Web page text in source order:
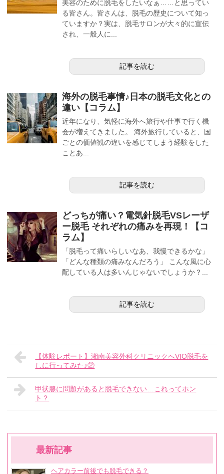
美容のために脱毛をしたいなぁ……と思ってい
る皆さん。皆さんは、脱毛の歴史について知っ
ていますか？実は、脱毛サロンが大々的に宣伝
され、一般人に...
記事を読む
海外の脱毛事情♪日本の脱毛文化との
違い【コラム】
近年になり、気軽に海外へ旅行や仕事で行く機
会が増えてきました。 海外旅行していると、国
ごとの価値観の違いを感じてしまう経験をした
ことあ...
記事を読む
どっちが痛い？電気針脱毛VSレーザ
ー脱毛 それぞれの痛みを再現！【コ
ラム】
「脱毛って痛いらしいなあ、我慢できるかな」
「どんな種類の痛みなんだろう」 こんな風に心
配している人は多いんじゃないでしょうか？...
記事を読む
【体験レポート】湘南美容外科クリニックへVIO脱毛を
しに行ってみた♪②
甲状腺に問題があると脱毛できない…これってホン
ト？
最新記事
ヘアカラー前後でも脱毛できる？